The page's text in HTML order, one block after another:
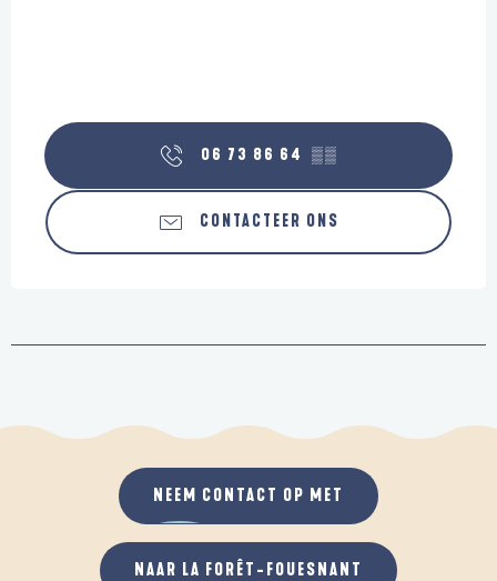
06 73 86 64 ▒▒
CONTACTEER ONS
NEEM CONTACT OP MET
NAAR LA FORÊT-FOUESNANT